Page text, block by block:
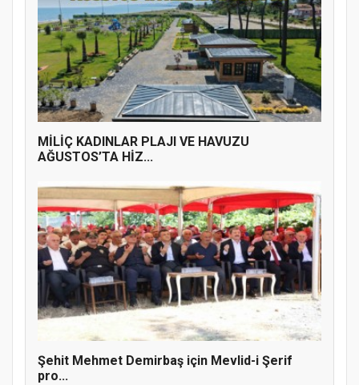
MİLİÇ KADINLAR PLAJI VE HAVUZU
AĞUSTOS’TA HİZ...
Şehit Mehmet Demirbaş için Mevlid-i Şerif
pro...